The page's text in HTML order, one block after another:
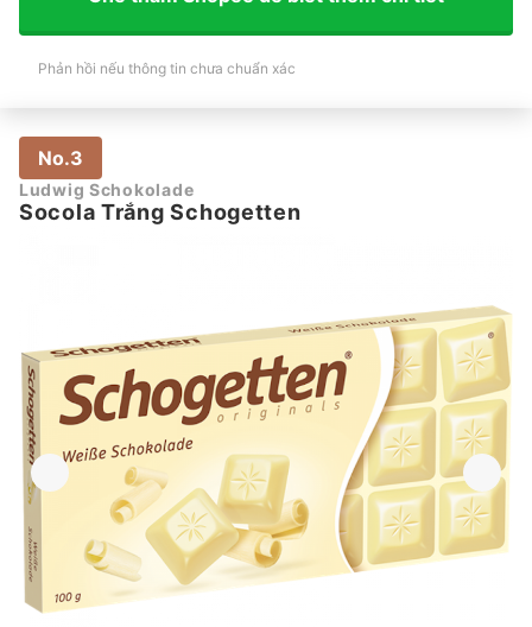
Phản hồi nếu thông tin chưa chuẩn xác
No.3
Ludwig Schokolade
Socola Trắng Schogetten